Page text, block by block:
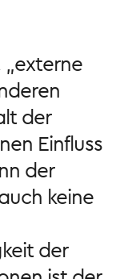
der
Einfluss
der
keine
der